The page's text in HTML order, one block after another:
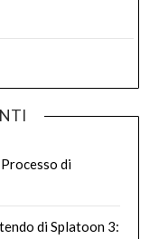
di
di Splatoon 3: